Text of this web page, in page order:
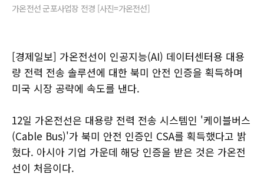
가온전선 군포사업장 전경 [사진=가온전선]
[경제일보] 가온전선이 인공지능(AI) 데이터센터용 대용
량 전력 전송 솔루션에 대한 북미 안전 인증을 획득하며
미국 시장 공략에 속도를 낸다.
12일 가온전선은 대용량 전력 전송 시스템인 '케이블버스
(Cable Bus)'가 북미 안전 인증인 CSA를 획득했다고 밝
혔다. 아시아 기업 가운데 해당 인증을 받은 것은 가온전
선이 처음이다.